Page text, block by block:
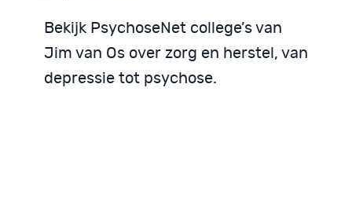
Bekijk PsychoseNet college’s van
Jim van Os over zorg en herstel, van
depressie tot psychose.